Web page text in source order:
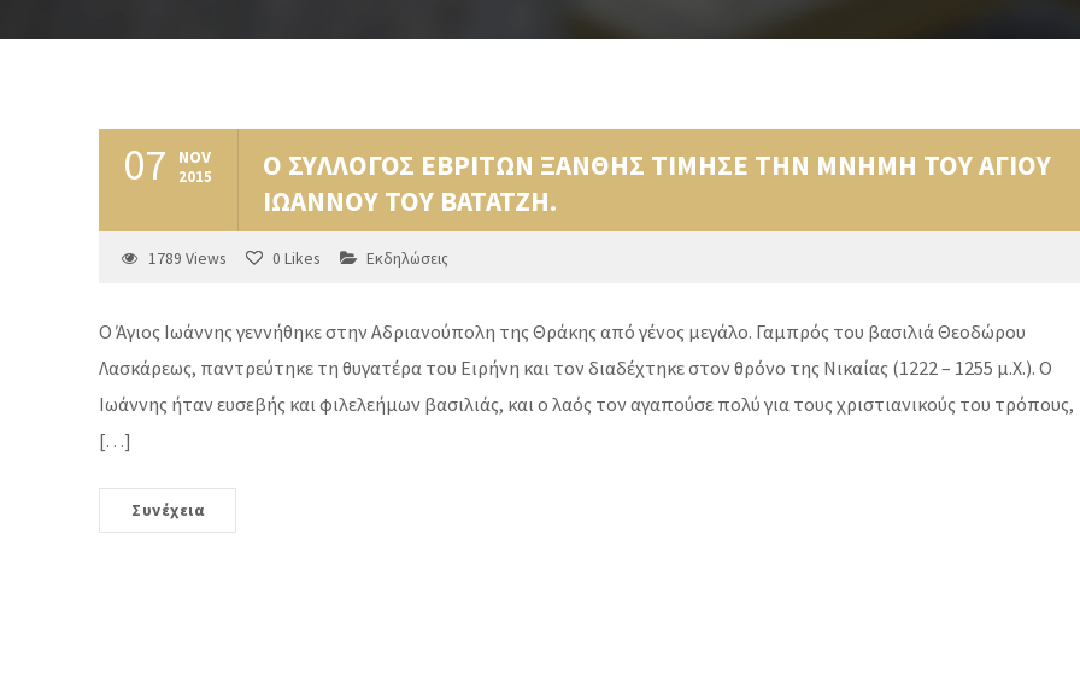
07 NOV
2015
Ο ΣΥΛΛΟΓΟΣ ΕΒΡΙΤΩΝ ΞΑΝΘΗΣ ΤΙΜΗΣΕ ΤΗΝ ΜΝΗΜΗ ΤΟΥ ΑΓΙΟΥ
ΙΩΑΝΝΟΥ ΤΟΥ ΒΑΤΑΤΖΗ.
1789 Views 0 Likes Εκδηλώσεις
Ο Άγιος Ιωάννης γεννήθηκε στην Αδριανούπολη της Θράκης από γένος μεγάλο. Γαμπρός του βασιλιά Θεοδώρου
Λασκάρεως, παντρεύτηκε τη θυγατέρα του Ειρήνη και τον διαδέχτηκε στον θρόνο της Νικαίας (1222 – 1255 μ.Χ.). Ο
Ιωάννης ήταν ευσεβής και φιλελεήμων βασιλιάς, και ο λαός τον αγαπούσε πολύ για τους χριστιανικούς του τρόπους,
[…]
Συνέχεια